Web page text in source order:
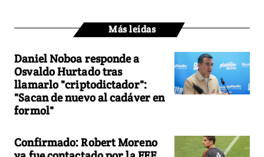
Más leídas
Daniel Noboa responde a
Osvaldo Hurtado tras
llamarlo "criptodictador":
"Sacan de nuevo al cadáver en
formol"
Confirmado: Robert Moreno